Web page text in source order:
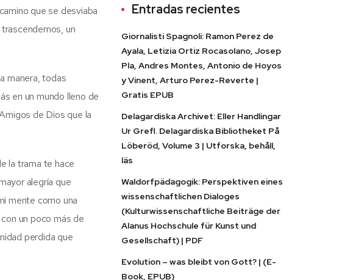
que se desviaba
un
manera, todas
en un mundo lleno de
de Dios que la
la trama te hace
alegría que
mente como una
un poco más de
perdida que
Entradas recientes
Giornalisti Spagnoli: Ramon Perez de
Ayala, Letizia Ortiz Rocasolano, Josep
Pla, Andres Montes, Antonio de Hoyos
y Vinent, Arturo Perez-Reverte |
Gratis EPUB
Delagardiska Archivet: Eller Handlingar
Ur Grefl. Delagardiska Bibliotheket På
Löberöd, Volume 3 | Utforska, behåll,
läs
Waldorfpädagogik: Perspektiven eines
wissenschaftlichen Dialoges
(Kulturwissenschaftliche Beiträge der
Alanus Hochschule für Kunst und
Gesellschaft) | PDF
Evolution – was bleibt von Gott? | (E-
Book, EPUB)